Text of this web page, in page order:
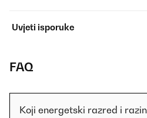
Uvjeti isporuke
FAQ
Koji energetski razred i